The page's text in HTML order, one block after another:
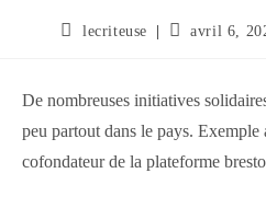
Auteur/autrice
publication :
lecriteuse
Publication
avril 6,
De nombreuses initiatives
peu partout dans le pays.
cofondateur de la plateforme